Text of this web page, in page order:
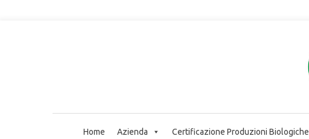
Home Azienda Certificazione Produzioni Biologiche